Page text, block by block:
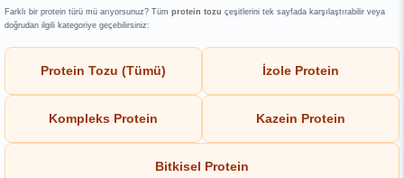
Farklı bir protein türü mü arıyorsunuz? Tüm protein tozu çeşitlerini tek sayfada karşılaştırabilir veya
doğrudan ilgili kategoriye geçebilirsiniz:
Protein Tozu (Tümü) İzole Protein
Kompleks Protein Kazein Protein
Bitkisel Protein